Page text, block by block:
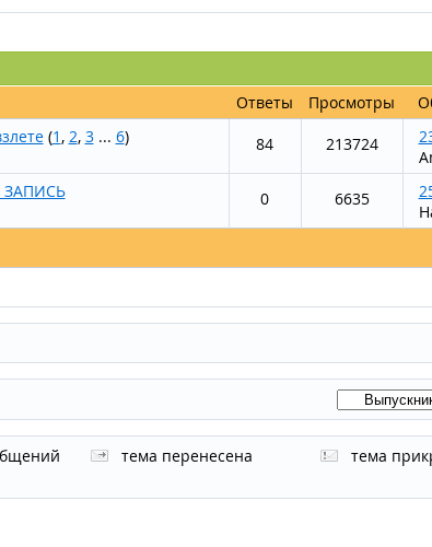
Ответы Просмотры
(1 , 2, 3... 6)
84 213724
ЗАПИСЬ
0 6635
тема перенесена
тема